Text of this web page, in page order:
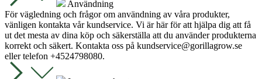
Användning
För vägledning och frågor om användning av våra produkter,
vänligen kontakta vår kundservice. Vi är här för att hjälpa dig att få
ut det mesta av dina köp och säkerställa att du använder produkterna
korrekt och säkert. Kontakta oss på kundservice@gorillagrow.se
eller telefon +4524798080.